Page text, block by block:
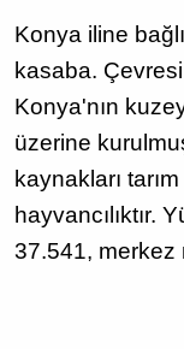
Konya iline
kasaba.
Konya'nın
üzerine
kaynakları
hayvancılıktır.
37.541, merkez